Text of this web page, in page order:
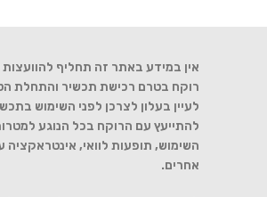
אין במידע באתר זה תחליף להוועצות
רוקח בטרם רכישת תכשיר והתחלת
לעיין בעלון לצרכן לפני השימוש
להתייעץ עם הרוקח בכל הנוגע
השימוש, תופעות לוואי, אינטראקציה
אחרים.